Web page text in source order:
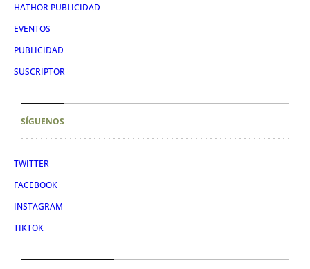
HATHOR PUBLICIDAD
EVENTOS
PUBLICIDAD
SUSCRIPTOR
SÍGUENOS
TWITTER
FACEBOOK
INSTAGRAM
TIKTOK